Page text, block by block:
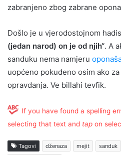
zabranjeno zbog zabrane
Došlo je u vjerodostojnom
(jedan narod) on je od njih“. A
sanduku nema namjeru
uopćeno pokuđeno osim ako
opravdanja. Ve billahi tevfik.
If you have found a spelling
selecting that text and tap on
Tagovi dženaza mejit sanduk